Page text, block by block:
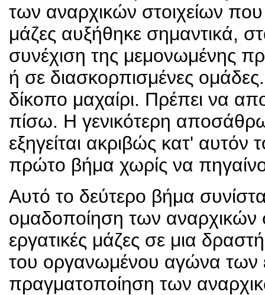
των αναρχικών στοιχείων που
μάζες αυξήθηκε σημαντικά,
συνέχιση της μεμονωμένης
ή σε διασκορπισμένες ομάδες.
δίκοπο μαχαίρι. Πρέπει να
πίσω. Η γενικότερη
εξηγείται ακριβώς κατ'
πρώτο βήμα χωρίς να
Αυτό το δεύτερο βήμα
ομαδοποίηση των αναρχικών
εργατικές μάζες σε μια
του οργανωμένου αγώνα των
πραγματοποίηση των